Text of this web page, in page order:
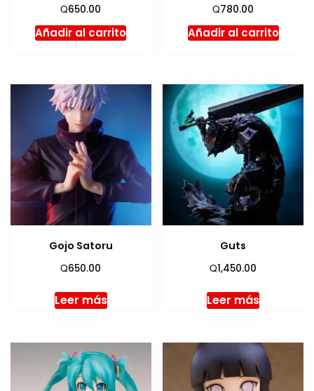
Q650.00
Añadir al carrito
Q780.00
Añadir al carrito
Gojo Satoru
Q650.00
Leer más
Guts
Q1,450.00
Leer más